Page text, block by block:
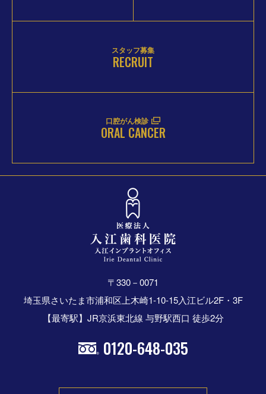
スタッフ募集
RECRUIT
口腔がん検診
ORAL CANCER
〒330－0071
埼玉県さいたま市浦和区上木崎1-10-15入江ビル2F・3F
【最寄駅】JR京浜東北線 与野駅西口 徒歩2分
0120-648-035